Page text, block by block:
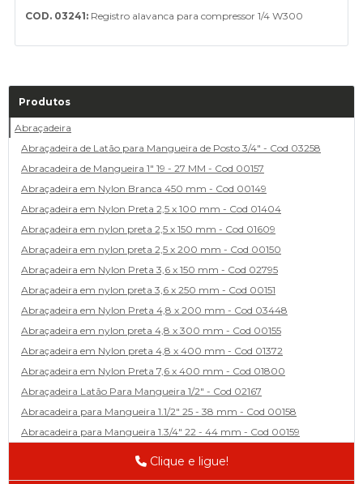
COD. 03241: Registro alavanca para compressor 1/4 W300
Produtos
Abraçadeira
Abraçadeira de Latão para Mangueira de Posto 3/4" - Cod 03258
Abracadeira de Mangueira 1" 19 - 27 MM - Cod 00157
Abraçadeira em Nylon Branca 450 mm - Cod 00149
Abraçadeira em Nylon Preta 2,5 x 100 mm - Cod 01404
Abraçadeira em nylon preta 2,5 x 150 mm - Cod 01609
Abraçadeira em nylon preta 2,5 x 200 mm - Cod 00150
Abraçadeira em Nylon Preta 3,6 x 150 mm - Cod 02795
Abraçadeira em nylon preta 3,6 x 250 mm - Cod 00151
Abraçadeira em Nylon Preta 4,8 x 200 mm - Cod 03448
Abraçadeira em nylon preta 4,8 x 300 mm - Cod 00155
Abraçadeira em Nylon preta 4,8 x 400 mm - Cod 01372
Abraçadeira em Nylon Preta 7,6 x 400 mm - Cod 01800
Abraçadeira Latão Para Mangueira 1/2" - Cod 02167
Abracadeira para Mangueira 1.1/2" 25 - 38 mm - Cod 00158
Abracadeira para Mangueira 1.3/4" 22 - 44 mm - Cod 00159
Abracadeira para Mangueira 1/2' 14 - 22 - Cod 02585
Clique e ligue!